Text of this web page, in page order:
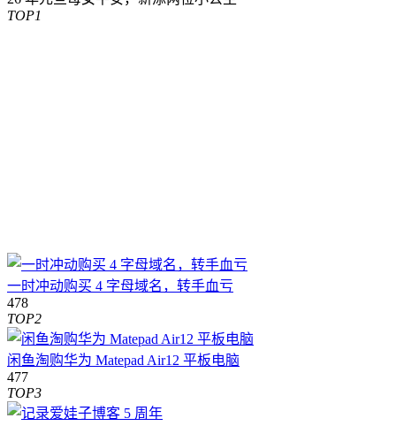
TOP1
一时冲动购买 4 字母域名，转手血亏
478
TOP2
闲鱼淘购华为 Matepad Air12 平板电脑
477
TOP3